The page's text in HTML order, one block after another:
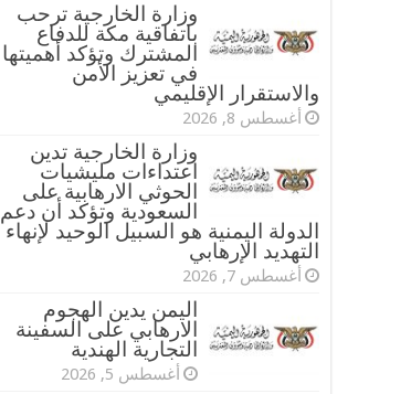
وزارة الخارجية ترحب
باتفاقية مكة للدفاع
المشترك وتؤكد أهميتها
في تعزيز الأمن
والاستقرار الإقليمي
أغسطس 8, 2026
وزارة الخارجية تدين
اعتداءات مليشيات
الحوثي الارهابية على
السعودية وتؤكد أن دعم
الدولة اليمنية هو السبيل الوحيد لإنهاء
التهديد الإرهابي
أغسطس 7, 2026
اليمن يدين الهجوم
الارهابي على السفينة
التجارية الهندية
أغسطس 5, 2026